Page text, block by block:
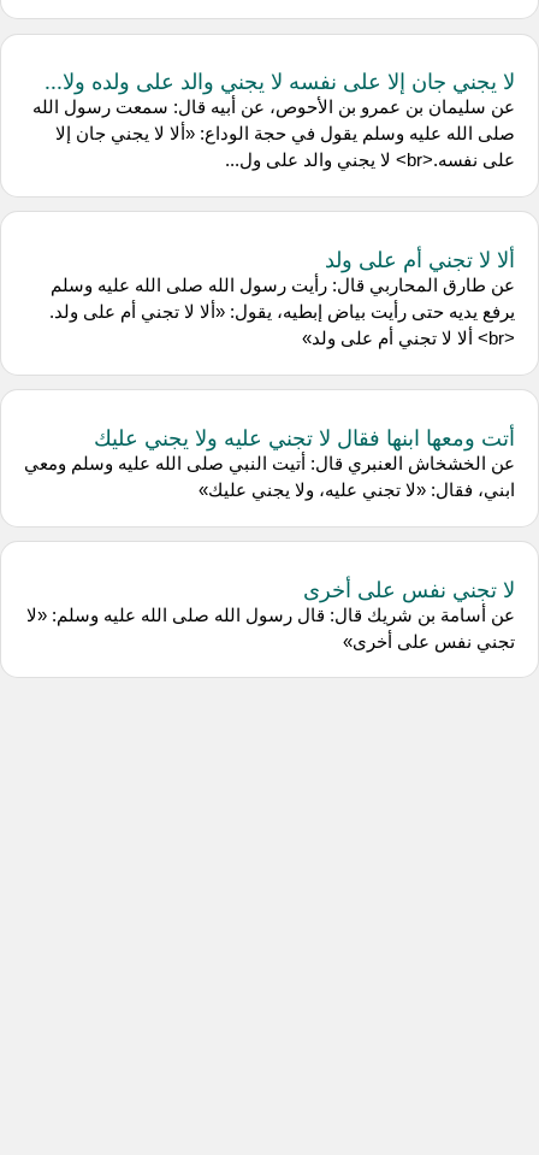
لا يجني جان إلا على نفسه لا يجني والد على ولده ولا...
عن سليمان بن عمرو بن الأحوص، عن أبيه قال: سمعت رسول الله
صلى الله عليه وسلم يقول في حجة الوداع: «ألا لا يجني جان إلا
على نفسه.<br> لا يجني والد على ول...
ألا لا تجني أم على ولد
عن طارق المحاربي قال: رأيت رسول الله صلى الله عليه وسلم
يرفع يديه حتى رأيت بياض إبطيه، يقول: «ألا لا تجني أم على ولد.
<br> ألا لا تجني أم على ولد»
أتت ومعها ابنها فقال لا تجني عليه ولا يجني عليك
عن الخشخاش العنبري قال: أتيت النبي صلى الله عليه وسلم ومعي
ابني، فقال: «لا تجني عليه، ولا يجني عليك»
لا تجني نفس على أخرى
عن أسامة بن شريك قال: قال رسول الله صلى الله عليه وسلم: «لا
تجني نفس على أخرى»